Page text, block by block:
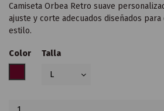
Camiseta Orbea Retro suave
ajuste y corte adecuados diseñados
estilo.
Color
BURDEOS
Talla